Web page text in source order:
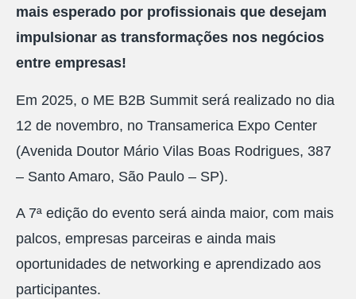
mais esperado por profissionais que desejam
impulsionar as transformações nos negócios
entre empresas!
Em 2025, o ME B2B Summit será realizado no dia
12 de novembro, no Transamerica Expo Center
(Avenida Doutor Mário Vilas Boas Rodrigues, 387
– Santo Amaro, São Paulo – SP‎).
A 7ª edição do evento será ainda maior, com mais
palcos, empresas parceiras e ainda mais
oportunidades de networking e aprendizado aos
participantes.